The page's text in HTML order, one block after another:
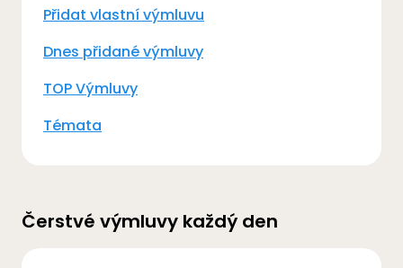
Přidat vlastní výmluvu
Dnes přidané výmluvy
TOP Výmluvy
Témata
Čerstvé výmluvy každý den